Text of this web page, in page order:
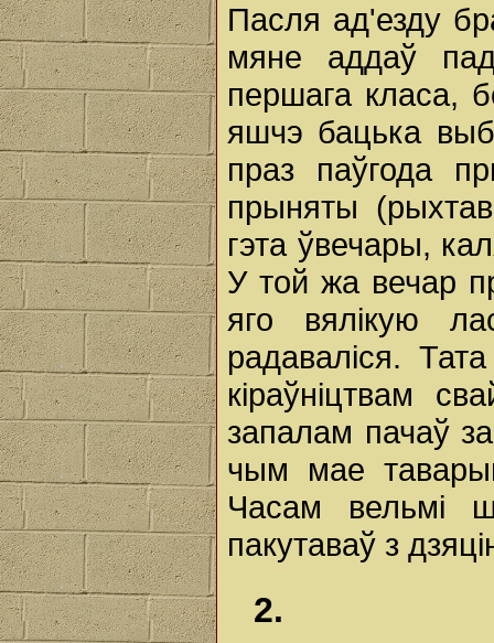
Пасля ад'езду
мяне аддаў
першага класа,
яшчэ бацька
праз паўгода
прыняты
гэта ўвечары,
У той жа вечар
яго вялікую
радаваліся.
кіраўніцтвам
запалам пачаў
чым мае
Часам вельмі
пакутаваў з
2.